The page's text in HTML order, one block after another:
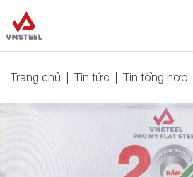
Trang chủ Tin tức Tin tổng hợp